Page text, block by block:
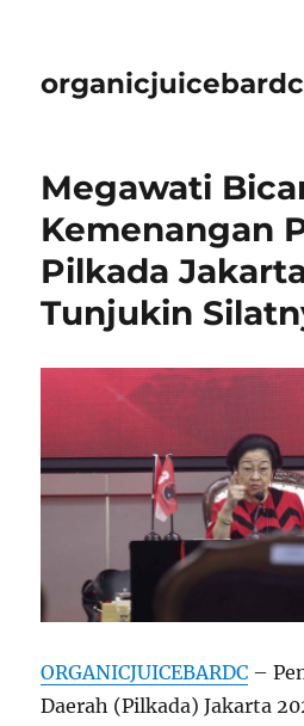
Megawati
Kemenangan
Pilkada
Tunjukin
ORGANICJUICEBARDC –
Daerah (Pilkada) Jakarta